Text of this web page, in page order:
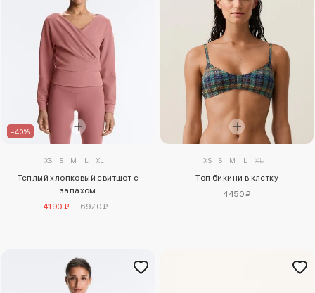
–40%
XS S M L XL
Теплый хлопковый свитшот с
запахом
4190 ₽
6970 ₽
XS S M L XL
Топ бикини в клетку
4450 ₽